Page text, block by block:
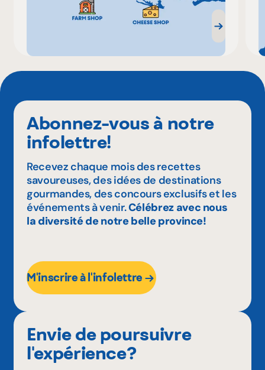
Abonnez-vous à notre
infolettre!
Recevez chaque mois des recettes
savoureuses, des idées de destinations
gourmandes, des concours exclusifs et les
événements à venir.Célébrez avec nous
la diversité de notre belle province!
M'inscrire à l'infolettre
Envie de poursuivre
l'expérience?